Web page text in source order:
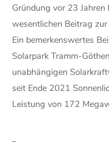
Gründung vor 23 Jahren
wesentlichen Beitrag
Ein bemerkenswertes
Solarpark Tramm-
unabhängigen
seit Ende 2021
Leistung von 172